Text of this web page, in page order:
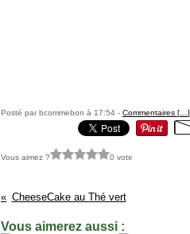
Posté par bcommebon à 17:54 - Commentaires [ ]
Vous aimez ? 0 vote
CheeseCake au Thé vert
Vous aimerez aussi :